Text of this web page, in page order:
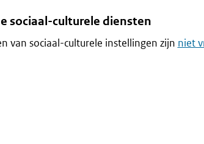
sociaal-culturele diensten
van sociaal-culturele instellingen zijn niet